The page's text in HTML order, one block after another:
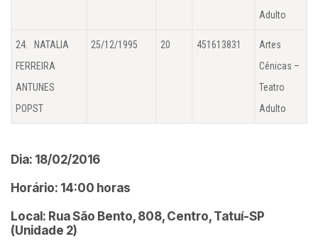
Adulto
24. NATALIA
FERREIRA
ANTUNES
POPST
25/12/1995 20 451613831
Artes
Cênicas –
Teatro
Adulto
Dia: 18/02/2016
Horário: 14:00 horas
Local: Rua São Bento, 808, Centro, Tatuí-SP
(Unidade 2)